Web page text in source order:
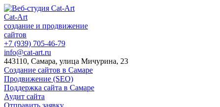
Cat-Art
создание и продвижение
сайтов
+7 (939) 705-46-79
info@cat-art.ru
443110, Самара, улица Мичурина, 23
Создание сайтов в Самаре
Продвижение (SEO)
Поддержка сайта в Самаре
Аудит сайта
Отправить заявку